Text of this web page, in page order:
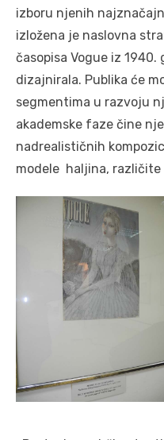
izboru njenih
izložena je naslovna
časopisa Vogue iz 1940.
dizajnirala. Publika će
segmentima u razvoju
akademske faze čine
nadrealističnih
modele haljina, različite